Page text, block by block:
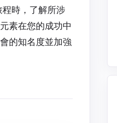
程時，了解所涉
素在您的成功中
的知名度並加強